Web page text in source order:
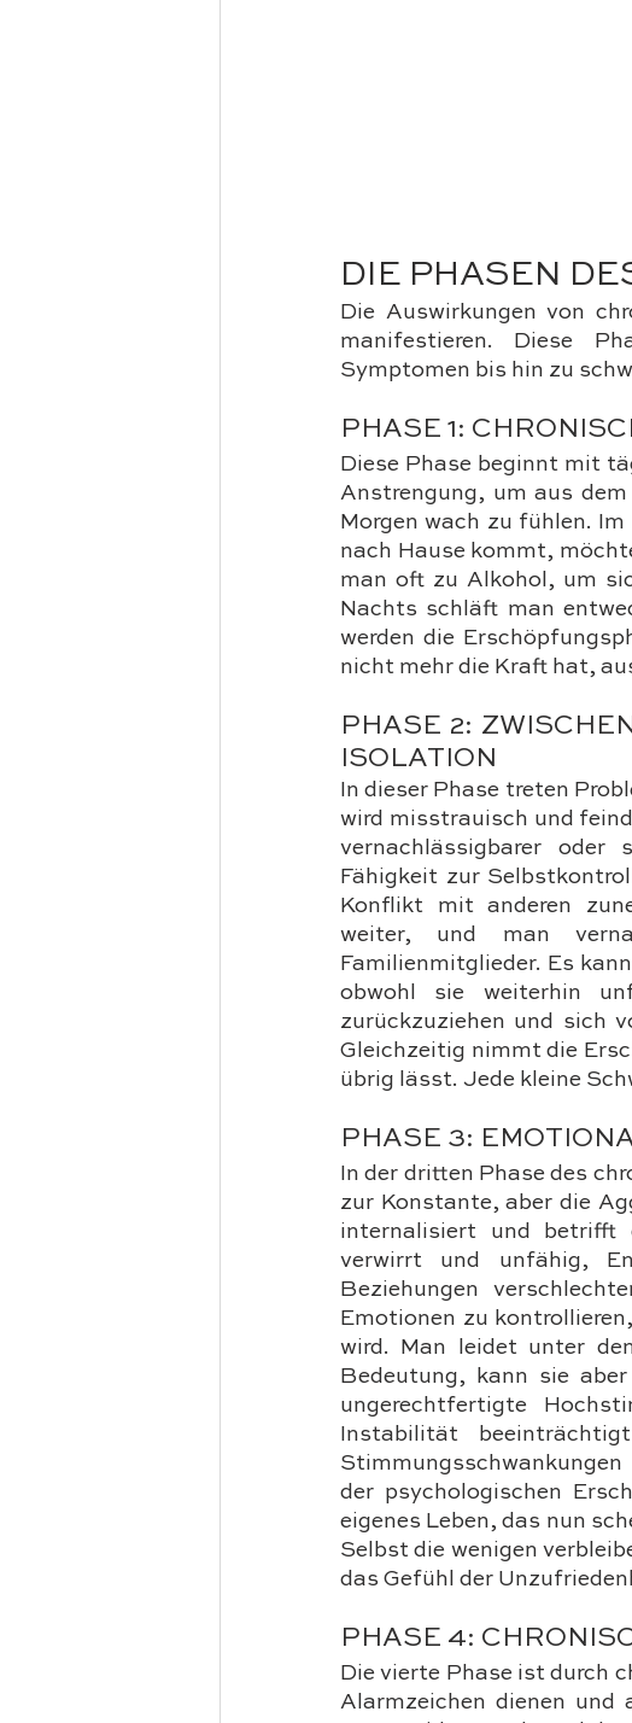
DIE PHASEN
Die Auswirkungen von
manifestieren. Diese
Symptomen bis hin zu
PHASE 1:
Diese Phase beginnt mit
Anstrengung, um aus
Morgen wach zu fühlen.
nach Hause kommt,
man oft zu Alkohol, um
Nachts schläft man
werden die
nicht mehr die Kraft hat,
PHASE 2:
ISOLATION
In dieser Phase treten
wird misstrauisch und
vernachlässigbarer oder
Fähigkeit zur
Konflikt mit anderen
weiter, und man
Familienmitglieder. Es
obwohl sie weiterhin
zurückzuziehen und sich
Gleichzeitig nimmt die
übrig lässt. Jede kleine
PHASE 3:
In der dritten Phase des
zur Konstante, aber die
internalisiert und betrifft
verwirrt und unfähig,
Beziehungen
Emotionen zu
wird. Man leidet unter
Bedeutung, kann sie
ungerechtfertigte
Instabilität
der psychologischen
eigenes Leben, das nun
Selbst die wenigen
das Gefühl der
PHASE 4:
Die vierte Phase ist durch
Alarmzeichen dienen und